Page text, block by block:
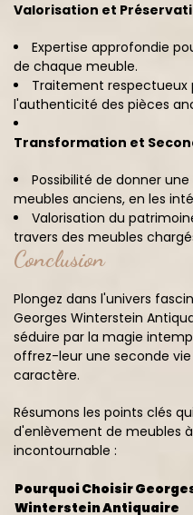
Valorisation et
Expertise approfondie
de chaque meuble.
Traitement respectueux
l'authenticité des pièces
Transformation et
Possibilité de donner
meubles anciens, en les
Valorisation du
travers des meubles
Conclusion
Plongez dans l'univers
Georges Winterstein
séduire par la magie
offrez-leur une seconde
caractère.
Résumons les points clés
d'enlèvement de meubles
incontournable :
Pourquoi Choisir
Winterstein Antiquaire